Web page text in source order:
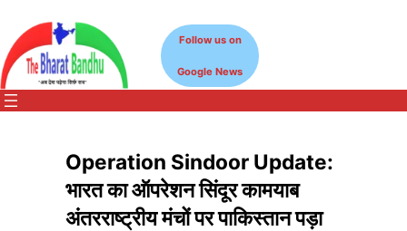
content
Follow us on
Google News
Operation Sindoor Update:
भारत का ऑपरेशन सिंदूर कामयाब
अंतरराष्ट्रीय मंचों पर पाकिस्तान पड़ा